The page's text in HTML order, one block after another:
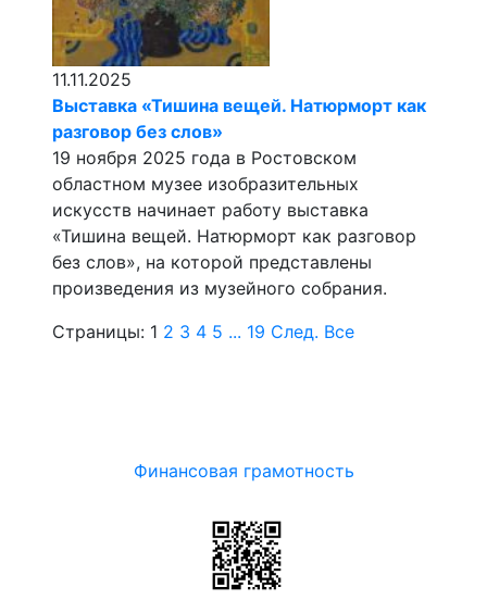
11.11.2025
Выставка «Тишина вещей. Натюрморт как
разговор без слов»
19 ноября 2025 года в Ростовском
областном музее изобразительных
искусств начинает работу выставка
«Тишина вещей. Натюрморт как разговор
без слов», на которой представлены
произведения из музейного собрания.
Страницы: 1 2 3 4 5 ... 19 След. Все
Финансовая грамотность